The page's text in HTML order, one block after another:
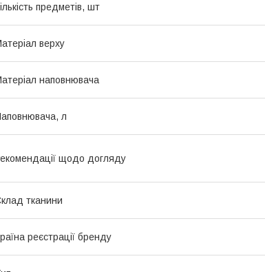
предметів, шт
верху
наповнювача
л
щодо догляду
тканини
реєстрації бренду